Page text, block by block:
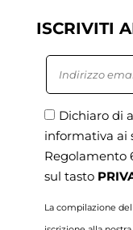
ISCRIVITI
Dichiaro di
informativa ai
Regolamento
sul tasto
La compilazione